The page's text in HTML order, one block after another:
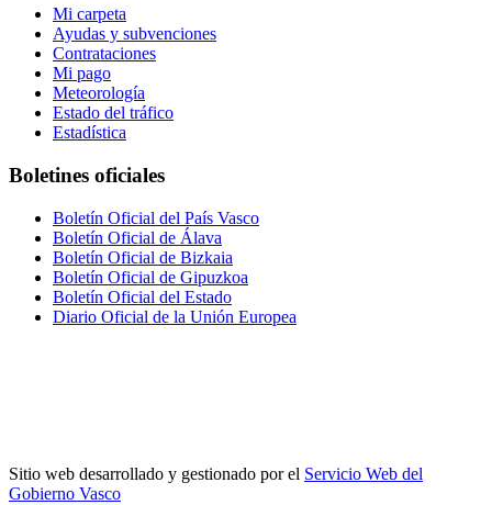
Mi carpeta
Ayudas y subvenciones
Contrataciones
Mi pago
Meteorología
Estado del tráfico
Estadística
Boletines oficiales
Boletín Oficial del País Vasco
Boletín Oficial de Álava
Boletín Oficial de Bizkaia
Boletín Oficial de Gipuzkoa
Boletín Oficial del Estado
Diario Oficial de la Unión Europea
Sitio web desarrollado y gestionado por el Servicio Web del
Gobierno Vasco